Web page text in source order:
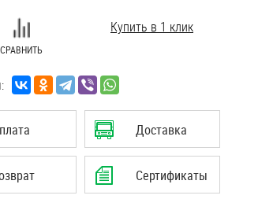
СРАВНИТЬ
Купить в 1 клик
Доставка
Сертификаты